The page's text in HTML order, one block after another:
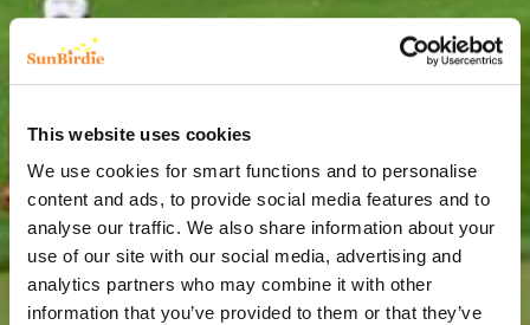
This website uses cookies
We use cookies for smart functions and to personalise
content and ads, to provide social media features and to
analyse our traffic. We also share information about your
use of our site with our social media, advertising and
analytics partners who may combine it with other
information that you’ve provided to them or that they’ve